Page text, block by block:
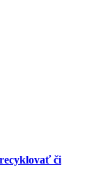
recyklovať či